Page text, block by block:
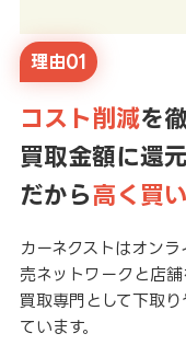
理由01
コスト削減を
買取金額に還元
だから高く買
カーネクストはオン
売ネットワークと店
買取専門として下取
ています。